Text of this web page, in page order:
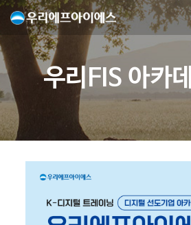
우리FIS 아카